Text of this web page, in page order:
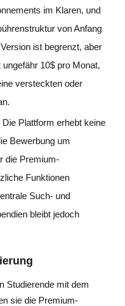
im Klaren, und
von Anfang
ist begrenzt, aber
10$ pro Monat,
versteckten oder
Die Plattform erhebt keine
Bewerbung um
die Premium-
Funktionen
Such- und
bleibt jedoch
Studierende mit dem
sie die Premium-